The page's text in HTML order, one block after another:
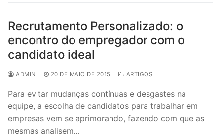
Recrutamento Personalizado: o
encontro do empregador com o
candidato ideal
ADMIN 20 DE MAIO DE 2015 ARTIGOS
Para evitar mudanças contínuas e desgastes na
equipe, a escolha de candidatos para trabalhar em
empresas vem se aprimorando, fazendo com que as
mesmas analisem…